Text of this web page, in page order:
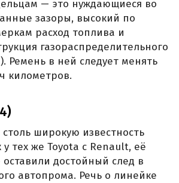
— это нуждающиеся во
зазоры, высокий по
расход топлива и
газораспределительного
Ремень в ней следует менять
километров.
широкую известность
у тех же Toyota с Renault, её
достойный след в
автопрома. Речь о линейке